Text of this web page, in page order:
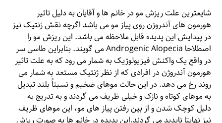
شایعترین علت ریزش مو در خانم ها و آقایان به دلیل تاثیر
هورمون های آندروژن روی پیاز مو می باشد اگرچه نقش ژنتیک نیز
در پیدایش این پدیده قابل ملاحظه می باشد. این ریزش مو را
اصطلاحا Androgenic Alopecia می گویند. بنابراین طاسی سر
در واقع یک واکنش فیزیولوژیک به شمار می رود که به علت تاثیر
هورمون آندروژن در افرادی که از نظر ژنتیک مستعد به شمار می
روند رخ می دهد. در این حالت موهای ضخیم و نسبتاً بلند تبدیل
به موهای کوتاه و نازک و خیلی ظریف می گردند و به تدریج به
دلیل کوچک شدن و از بین رفتن پیاز های مو‌، این موهای ظریف
نیز نهایتا ناپدید می گردند.این پدیده در خانم ها به صورت ریزش